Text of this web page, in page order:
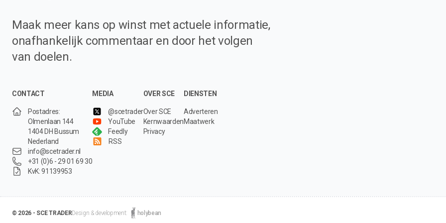
Maak meer kans op winst met actuele informatie,
onafhankelijk commentaar en door het volgen
van doelen.
CONTACT
Postadres:
Olmenlaan 144
1404 DH Bussum
Nederland
info@scetrader.nl
+31 (0)6 - 29 01 69 30
KvK: 91139953
MEDIA
@scetrader
YouTube
Feedly
RSS
OVER SCE
Over SCE
Kernwaarden
Privacy
DIENSTEN
Adverteren
Maatwerk
© 2026 - SCE TRADERDesign & development: holybean